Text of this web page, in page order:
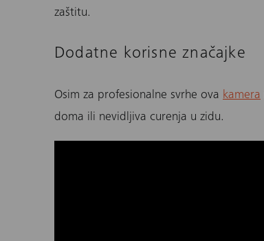
zaštitu.
Dodatne korisne značajke
Osim za profesionalne svrhe ova kamera
doma ili nevidljiva curenja u zidu.